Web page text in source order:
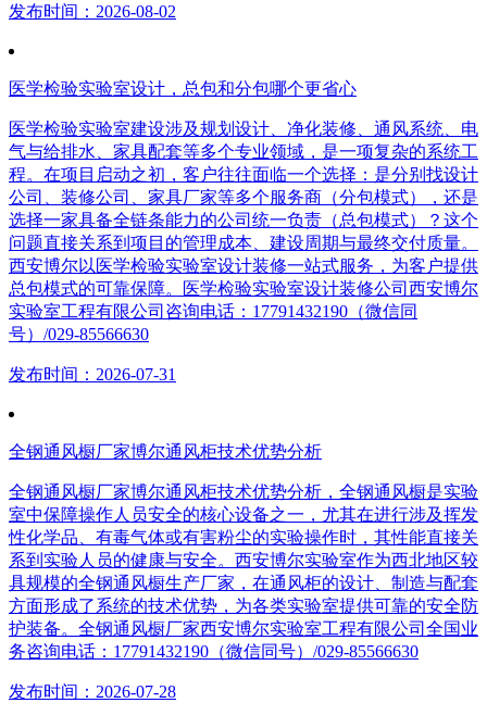
发布时间：2026-08-02
医学检验实验室设计，总包和分包哪个更省心
医学检验实验室建设涉及规划设计、净化装修、通风系统、电
气与给排水、家具配套等多个专业领域，是一项复杂的系统工
程。在项目启动之初，客户往往面临一个选择：是分别找设计
公司、装修公司、家具厂家等多个服务商（分包模式），还是
选择一家具备全链条能力的公司统一负责（总包模式）？这个
问题直接关系到项目的管理成本、建设周期与最终交付质量。
西安博尔以医学检验实验室设计装修一站式服务，为客户提供
总包模式的可靠保障。医学检验实验室设计装修公司西安博尔
实验室工程有限公司咨询电话：17791432190（微信同
号）/029-85566630
发布时间：2026-07-31
全钢通风橱厂家博尔通风柜技术优势分析
全钢通风橱厂家博尔通风柜技术优势分析，全钢通风橱是实验
室中保障操作人员安全的核心设备之一，尤其在进行涉及挥发
性化学品、有毒气体或有害粉尘的实验操作时，其性能直接关
系到实验人员的健康与安全。西安博尔实验室作为西北地区较
具规模的全钢通风橱生产厂家，在通风柜的设计、制造与配套
方面形成了系统的技术优势，为各类实验室提供可靠的安全防
护装备。全钢通风橱厂家西安博尔实验室工程有限公司全国业
务咨询电话：17791432190（微信同号）/029-85566630
发布时间：2026-07-28